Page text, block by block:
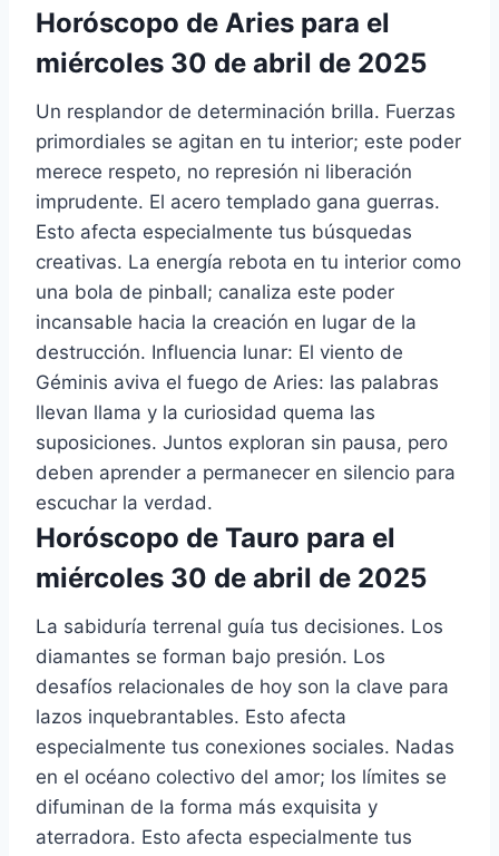
Horóscopo de Aries para el
miércoles 30 de abril de 2025
Un resplandor de determinación brilla. Fuerzas
primordiales se agitan en tu interior; este poder
merece respeto, no represión ni liberación
imprudente. El acero templado gana guerras.
Esto afecta especialmente tus búsquedas
creativas. La energía rebota en tu interior como
una bola de pinball; canaliza este poder
incansable hacia la creación en lugar de la
destrucción. Influencia lunar: El viento de
Géminis aviva el fuego de Aries: las palabras
llevan llama y la curiosidad quema las
suposiciones. Juntos exploran sin pausa, pero
deben aprender a permanecer en silencio para
escuchar la verdad.
Horóscopo de Tauro para el
miércoles 30 de abril de 2025
La sabiduría terrenal guía tus decisiones. Los
diamantes se forman bajo presión. Los
desafíos relacionales de hoy son la clave para
lazos inquebrantables. Esto afecta
especialmente tus conexiones sociales. Nadas
en el océano colectivo del amor; los límites se
difuminan de la forma más exquisita y
aterradora. Esto afecta especialmente tus